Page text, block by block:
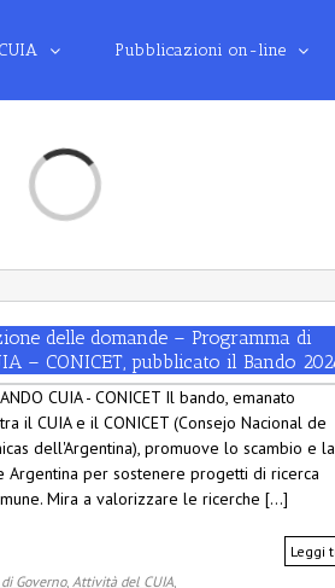
Pubblicazioni on-line
Loading...
delle domande – Programma di
– CONICET, pubblicato il Bando
CUIA - CONICET Il bando, emanato
il CUIA e il CONICET (Consejo Nacional de
dell'Argentina), promuove lo scambio e la
per sostenere progetti di ricerca
Mira a valorizzare le ricerche [...]
Leggi
Governo, Attività del CUIA,